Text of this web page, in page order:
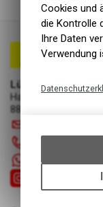
Lüscher Motor- &
Hauptstrasse 29a
8867 Niederurnen
+41 55 6103131
Cookies und
die Kontrolle
Ihre Daten
Verwendung